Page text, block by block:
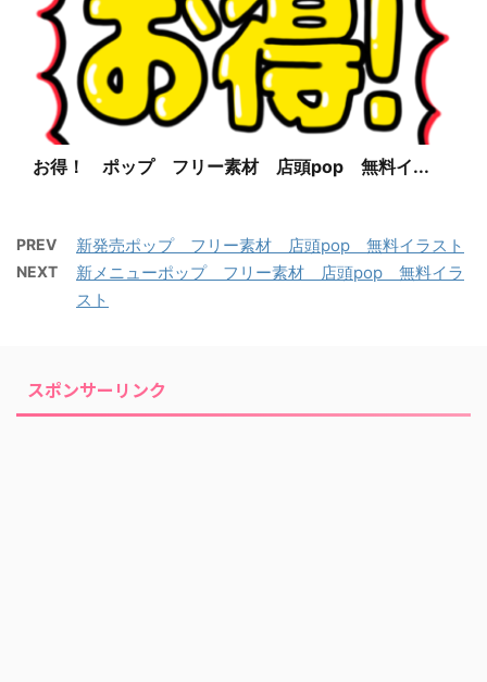
お得！ ポップ フリー素材 店頭pop 無料イ...
PREV 新発売ポップ フリー素材 店頭pop 無料イラスト
NEXT
新メニューポップ フリー素材 店頭pop 無料イラ
スト
スポンサーリンク